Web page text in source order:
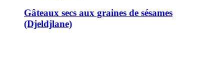
Gâteaux secs aux graines de sésames
(Djeldjlane)